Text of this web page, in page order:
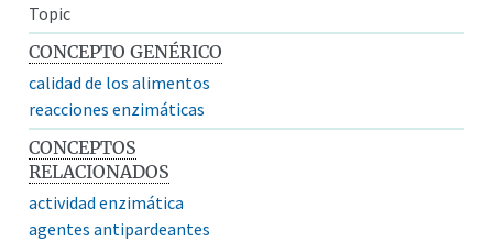
Topic
CONCEPTO GENÉRICO
calidad de los alimentos
reacciones enzimáticas
CONCEPTOS
RELACIONADOS
actividad enzimática
agentes antipardeantes